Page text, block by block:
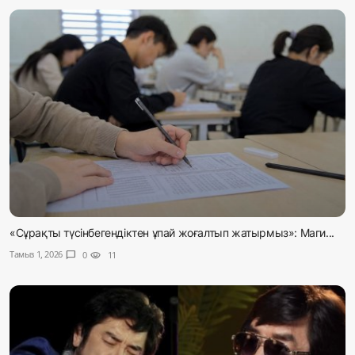
«Сұрақты түсінбегендіктен ұпай жоғалтып жатырмыз»: Маги...
Тамыз 1, 2026 chat_bubble 0 visibility 11